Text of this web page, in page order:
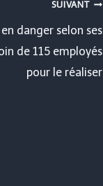
SUIVANT
danger selon ses
de 115 employés
pour le réaliser